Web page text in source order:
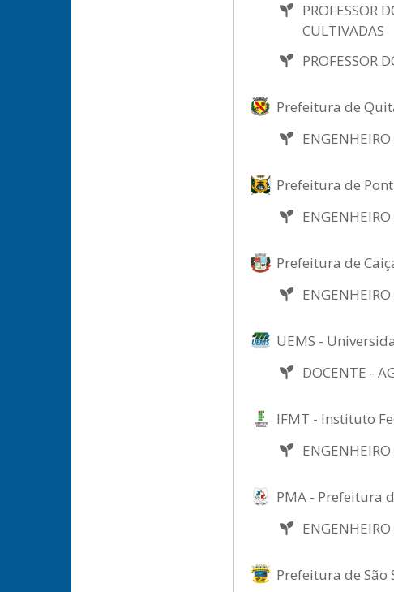
PROFESSOR
CULTIVADAS
PROFESSOR
Prefeitura de
Prefeitura de
Prefeitura de
UEMS -
DOCENTE -
IFMT - Instituto
PMA - Prefeitura
Prefeitura de São